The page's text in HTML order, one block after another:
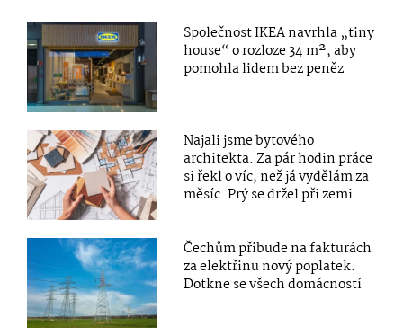
Společnost IKEA navrhla „tiny
house“ o rozloze 34 m², aby
pomohla lidem bez peněz
Najali jsme bytového
architekta. Za pár hodin práce
si řekl o víc, než já vydělám za
měsíc. Prý se držel při zemi
Čechům přibude na fakturách
za elektřinu nový poplatek.
Dotkne se všech domácností